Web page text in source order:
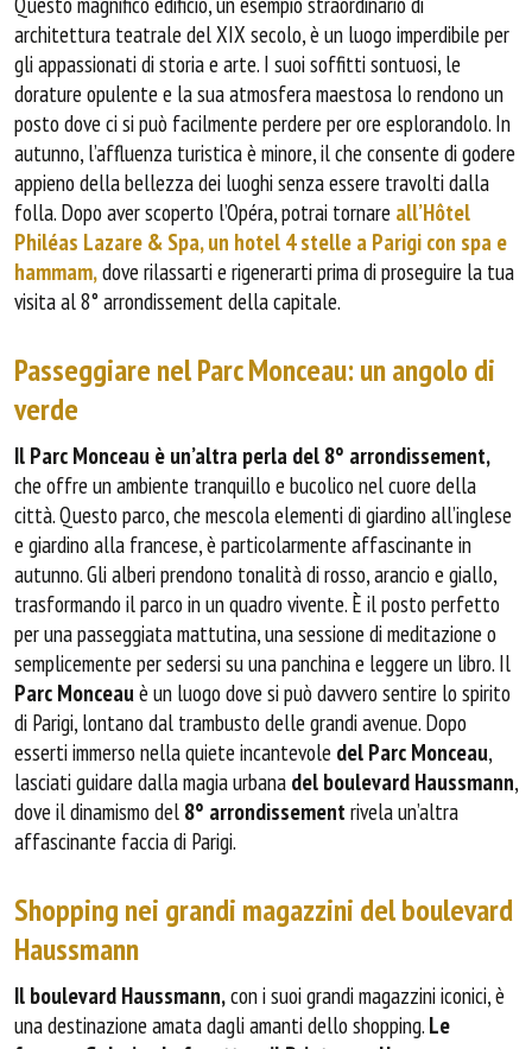
architettura teatrale del XIX secolo, è un luogo imperdibile per
gli appassionati di storia e arte. I suoi soffitti sontuosi, le
dorature opulente e la sua atmosfera maestosa lo rendono un
posto dove ci si può facilmente perdere per ore esplorandolo. In
autunno, l’affluenza turistica è minore, il che consente di godere
appieno della bellezza dei luoghi senza essere travolti dalla
folla. Dopo aver scoperto l’Opéra, potrai tornare all’Hôtel
Philéas Lazare & Spa, un hotel 4 stelle a Parigi con spa e
hammam,dove rilassarti e rigenerarti prima di proseguire la tua
visita al 8° arrondissement della capitale.
Passeggiare nel Parc Monceau: un angolo di
verde
Il Parc Monceau è un’altra perla del 8° arrondissement,
che offre un ambiente tranquillo e bucolico nel cuore della
città. Questo parco, che mescola elementi di giardino all’inglese
e giardino alla francese, è particolarmente affascinante in
autunno. Gli alberi prendono tonalità di rosso, arancio e giallo,
trasformando il parco in un quadro vivente. È il posto perfetto
per una passeggiata mattutina, una sessione di meditazione o
semplicemente per sedersi su una panchina e leggere un libro. Il
Parc Monceau è un luogo dove si può davvero sentire lo spirito
di Parigi, lontano dal trambusto delle grandi avenue. Dopo
esserti immerso nella quiete incantevole del Parc Monceau,
lasciati guidare dalla magia urbana del boulevard Haussmann,
dove il dinamismo del 8° arrondissement rivela un’altra
affascinante faccia di Parigi.
Shopping nei grandi magazzini del boulevard
Haussmann
Il boulevard Haussmann,con i suoi grandi magazzini iconici, è
una destinazione amata dagli amanti dello shopping. Le